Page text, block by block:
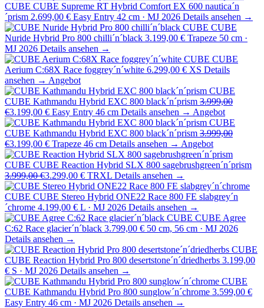
CUBE CUBE Supreme RT Hybrid Comfort EX 600 nautica´n
´prism 2.699,00 € Easy Entry 42 cm · MJ 2026 Details ansehen →
CUBE CUBE
Nuride Hybrid Pro 800 chilli´n´black 3.199,00 € Trapeze 50 cm ·
MJ 2026 Details ansehen →
CUBE CUBE
Aerium C:68X Race foggrey´n´white 6.299,00 € XS Details
ansehen → Angebot
CUBE
CUBE Kathmandu Hybrid EXC 800 black´n´prism 3.999,00
€3.199,00 € Easy Entry 46 cm Details ansehen → Angebot
CUBE
CUBE Kathmandu Hybrid EXC 800 black´n´prism 3.999,00
€3.199,00 € Trapeze 46 cm Details ansehen → Angebot
CUBE CUBE Reaction Hybrid SLX 800 sagebrushgreen´n´prism
3.999,00 €3.299,00 € TRXL Details ansehen →
CUBE CUBE Stereo Hybrid ONE22 Race 800 FE slabgrey´n
´chrome 4.199,00 € L · MJ 2026 Details ansehen →
CUBE CUBE Agree
C:62 Race glacier´n´black 3.799,00 € 50 cm, 56 cm · MJ 2026
Details ansehen →
CUBE
CUBE Reaction Hybrid Pro 800 desertstone´n´driedherbs 3.199,00
€ S · MJ 2026 Details ansehen →
CUBE
CUBE Kathmandu Hybrid Pro 800 sunglow´n´chrome 3.599,00 €
Easy Entry 46 cm · MJ 2026 Details ansehen →